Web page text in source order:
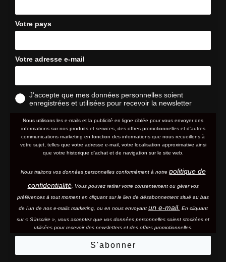
Votre pays
Votre adresse e-mail
J'accepte que mes données personnelles soient
enregistrées et utilisées pour recevoir la newsletter
Nous utilisons les e-mails et la publicité en ligne ciblée pour vous envoyer des
informations sur nos produits et services, des offres promotionnelles et d'autres
communications marketing en fonction des informations que nous recueillons à
votre sujet, telles que votre adresse e-mail, votre localisation approximative ainsi
que votre historique d'achat et de navigation sur le site web.
Nous traitons vos données personnelles conformément à notre politique de
confidentialité. Vous pouvez retirer votre consentement ou gérer vos
préférences à tout moment en cliquant sur le lien de désabonnement situé au bas
de l'un de nos e-mails marketing, ou en nous envoyant un e-mail. En cliquant
sur « S'inscrire », vous acceptez que vos données personnelles soient stockées et
utilisées pour recevoir des newsletters et des offres promotionnelles.
S'abonner